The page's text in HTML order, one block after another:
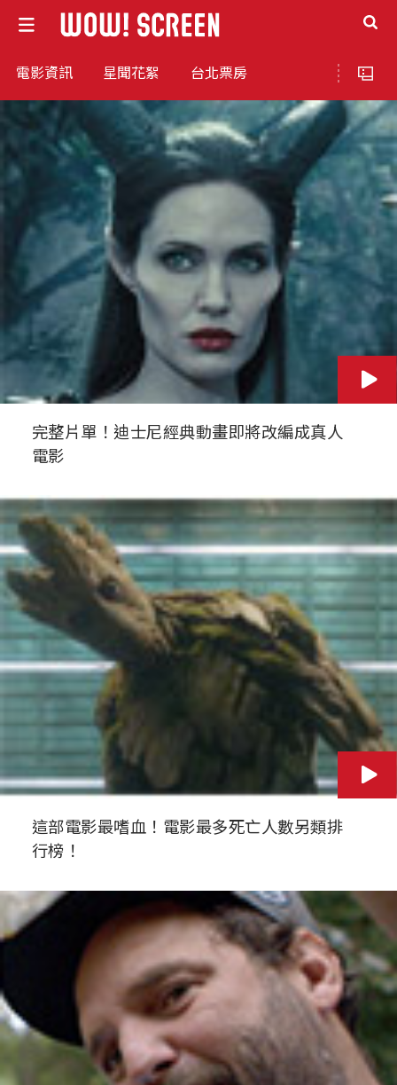
電影資訊 星聞花絮 台北票房
完整片單！迪士尼經典動畫即將改編成真人
電影
這部電影最嗜血！電影最多死亡人數另類排
行榜！